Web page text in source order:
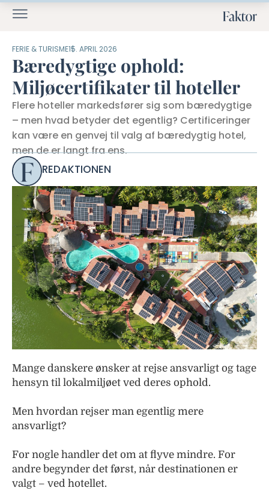
FERIE & TURISME15. APRIL 2026
Bæredygtige ophold:
Miljøcertifikater til hoteller
Flere hoteller markedsfører sig som bæredygtige
– men hvad betyder det egentlig? Certificeringer
kan være en genvej til valg af bæredygtig hotel,
men de er langt fra ens.
REDAKTIONEN
Mange danskere ønsker at rejse ansvarligt og tage
hensyn til lokalmiljøet ved deres ophold.
Men hvordan rejser man egentlig mere
ansvarligt?
For nogle handler det om at flyve mindre. For
andre begynder det først, når destinationen er
valgt – ved hotellet.